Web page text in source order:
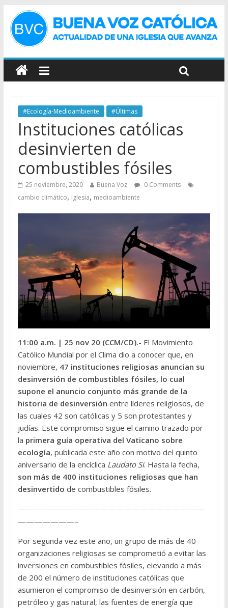
#Ecología-Medioambiente #Últimas
Instituciones católicas
desinvierten de
combustibles fósiles
25 noviembre, 2020 Buena Voz
0 Comments
cambio climático, Iglesia, medioambiente
11:00 a.m. | 25 nov 20 (CCM/CD).- El Movimiento
Católico Mundial por el Clima dio a conocer que, en
noviembre, 47 instituciones religiosas anuncian su
desinversión de combustibles fósiles, lo cual
supone el anuncio conjunto más grande de la
historia de desinversión entre líderes religiosos, de
las cuales 42 son católicas y 5 son protestantes y
judías. Este compromiso sigue el camino trazado por
la primera guía operativa del Vaticano sobre
ecología, publicada este año con motivo del quinto
aniversario de la encíclica Laudato Si. Hasta la fecha,
son más de 400 instituciones religiosas que han
desinvertido de combustibles fósiles.
———————————————————————
———————–
Por segunda vez este año, un grupo de más de 40
organizaciones religiosas se comprometió a evitar las
inversiones en combustibles fósiles, elevando a más
de 200 el número de instituciones católicas que
asumieron el compromiso de desinversión en carbón,
petróleo y gas natural, las fuentes de energía que